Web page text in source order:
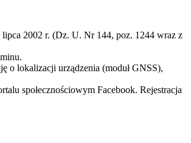
lipca 2002 r. (Dz. U. Nr 144, poz. 1244 wraz z
o lokalizacji urządzenia (moduł GNSS),
społecznościowym Facebook. Rejestracja